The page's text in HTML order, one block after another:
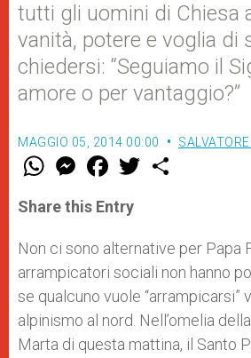
tutti gli uomini di Chiesa
vanità, potere e voglia di
chiedersi: “Seguiamo il
amore o per vantaggio?”
MAGGIO 05, 2014 00:00
W
t
s
p
p
M
e
s
e
g
e
r
F
a
e
b
o
k
w
r
Share this Entry
Non ci sono alternative per Papa
arrampicatori sociali non hanno
se qualcuno vuole “arrampicarsi”
alpinismo al nord. Nell’omelia
Marta di questa mattina, il Santo